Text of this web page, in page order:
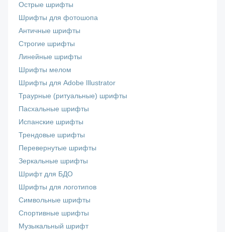
Острые шрифты
Шрифты для фотошопа
Античные шрифты
Строгие шрифты
Линейные шрифты
Шрифты мелом
Шрифты для Adobe Illustrator
Траурные (ритуальные) шрифты
Пасхальные шрифты
Испанские шрифты
Трендовые шрифты
Перевернутые шрифты
Зеркальные шрифты
Шрифт для БДО
Шрифты для логотипов
Символьные шрифты
Спортивные шрифты
Музыкальный шрифт